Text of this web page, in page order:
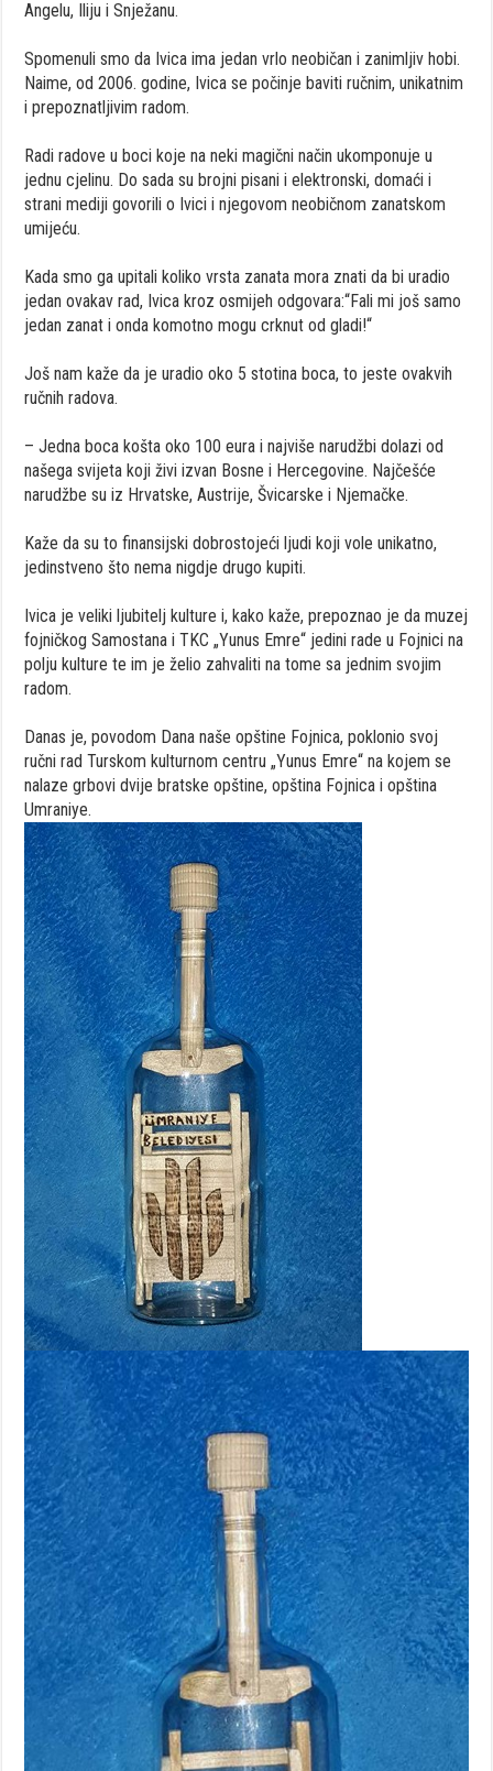
Angelu, Iliju i Snježanu.
Spomenuli smo da Ivica ima jedan vrlo neobičan i zanimljiv hobi.
Naime, od 2006. godine, Ivica se počinje baviti ručnim, unikatnim
i prepoznatljivim radom.
Radi radove u boci koje na neki magični način ukomponuje u
jednu cjelinu. Do sada su brojni pisani i elektronski, domaći i
strani mediji govorili o Ivici i njegovom neobičnom zanatskom
umijeću.
Kada smo ga upitali koliko vrsta zanata mora znati da bi uradio
jedan ovakav rad, Ivica kroz osmijeh odgovara:“Fali mi još samo
jedan zanat i onda komotno mogu crknut od gladi!“
Još nam kaže da je uradio oko 5 stotina boca, to jeste ovakvih
ručnih radova.
– Jedna boca košta oko 100 eura i najviše narudžbi dolazi od
našega svijeta koji živi izvan Bosne i Hercegovine. Najčešće
narudžbe su iz Hrvatske, Austrije, Švicarske i Njemačke.
Kaže da su to finansijski dobrostojeći ljudi koji vole unikatno,
jedinstveno što nema nigdje drugo kupiti.
Ivica je veliki ljubitelj kulture i, kako kaže, prepoznao je da muzej
fojničkog Samostana i TKC „Yunus Emre“ jedini rade u Fojnici na
polju kulture te im je želio zahvaliti na tome sa jednim svojim
radom.
Danas je, povodom Dana naše opštine Fojnica, poklonio svoj
ručni rad Turskom kulturnom centru „Yunus Emre“ na kojem se
nalaze grbovi dvije bratske opštine, opština Fojnica i opština
Umraniye.